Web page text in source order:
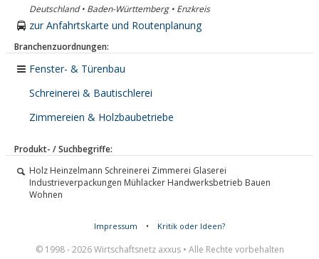
Deutschland • Baden-Württemberg • Enzkreis
zur Anfahrtskarte und Routenplanung
Branchenzuordnungen:
Fenster- & Türenbau
Schreinerei & Bautischlerei
Zimmereien & Holzbaubetriebe
Produkt- / Suchbegriffe:
Holz Heinzelmann Schreinerei Zimmerei Glaserei
Industrieverpackungen Mühlacker Handwerksbetrieb Bauen
Wohnen
Impressum • Kritik oder Ideen?
© 1998 - 2026 Wirtschaftsnetz axxus • Alle Rechte vorbehalten